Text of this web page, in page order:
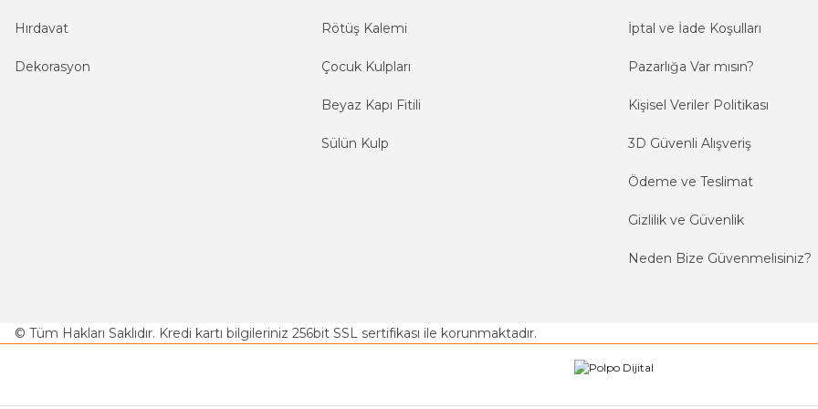
Hırdavat
Dekorasyon
Rötüş Kalemi
Çocuk Kulpları
Beyaz Kapı Fitili
Sülün Kulp
İptal ve İade Koşulları
Pazarlığa Var mısın?
Kişisel Veriler Politikası
3D Güvenli Alışveriş
Ödeme ve Teslimat
Gizlilik ve Güvenlik
Neden Bize Güvenmelisiniz?
© Tüm Hakları Saklıdır. Kredi kartı bilgileriniz 256bit SSL sertifikası ile korunmaktadır.